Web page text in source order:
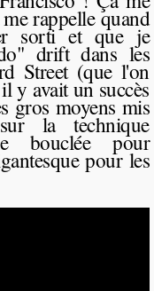
rappelle quand
sorti et que je
drift dans les
Street (que l'on
y avait un succès
gros moyens mis
la technique
bouclée pour
pour les